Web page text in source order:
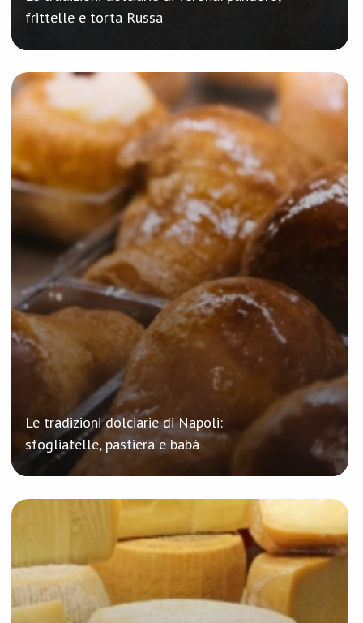
frittelle e torta Russa
Le tradizioni dolciarie di Napoli:
sfogliatelle, pastiera e babà